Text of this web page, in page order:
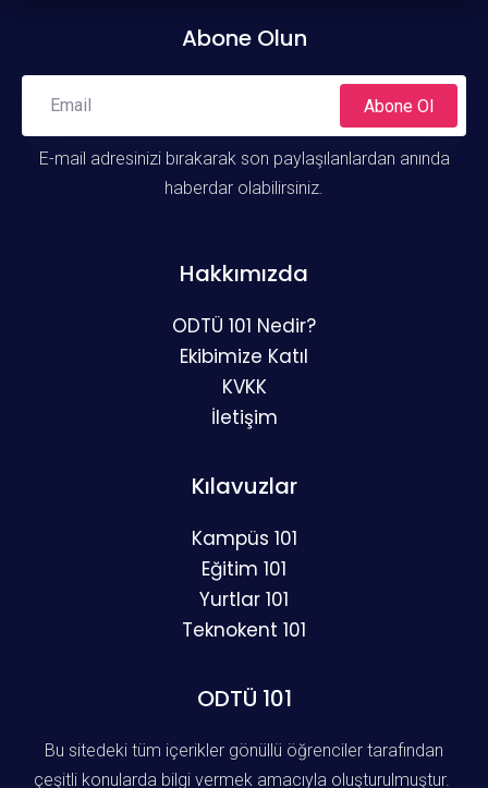
Abone Olun
Abone Ol
E-mail adresinizi bırakarak son paylaşılanlardan anında
haberdar olabilirsiniz.
Hakkımızda
ODTÜ 101 Nedir?
Ekibimize Katıl
KVKK
İletişim
Kılavuzlar
Kampüs 101
Eğitim 101
Yurtlar 101
Teknokent 101
ODTÜ 101
Bu sitedeki tüm içerikler gönüllü öğrenciler tarafından
çeşitli konularda bilgi vermek amacıyla oluşturulmuştur.